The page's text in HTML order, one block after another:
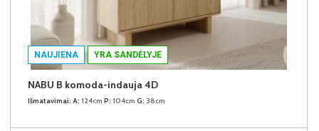
NAUJIENA YRA SANDĖLYJE
NABU B komoda-indauja 4D
Išmatavimai: A: 124cm P: 104cm G: 38cm